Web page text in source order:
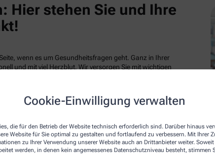
Cookie-Einwilligung verwalten
die für den Betrieb der Website technisch erforderlich sind. Darüber hinaus
Website für Sie optimal zu gestalten und fortlaufend zu verbessern. Mit Ihrer
zu Ihrer Verwendung unserer Website auch an Drittanbieter weiter. Soweit
werden, in denen kein angemessenes Datenschutzniveau besteht, stimmen
Hier stehen Sie und Ihre
wenn es um Gesundheitsfragen geht. Ganz in Ihrer
und mit viel Herzblut. Wir versorgen Sie mit wichtigen
und attraktiven Produkten aus unserem
mehrere tausend lokale Apotheken. Diese starke
Dienstleistungen immer für Sie da.
zu Ihnen als Patientinnen und Patienten sind für uns
an eine individuelle, hochwertige und digitale
und erfüllter leben.